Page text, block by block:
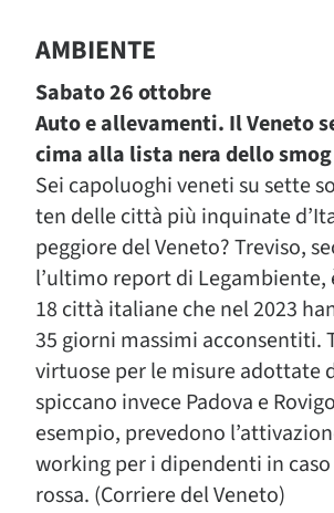
AMBIENTE
Sabato 26 ottobre
Auto e allevamenti. Il Veneto
cima alla lista nera dello smog
Sei capoluoghi veneti su sette
ten delle città più inquinate
peggiore del Veneto? Treviso,
l’ultimo report di Legambiente,
18 città italiane che nel 2023
35 giorni massimi acconsentiti.
virtuose per le misure adottate
spiccano invece Padova e
esempio, prevedono
working per i dipendenti in
rossa. (Corriere del Veneto)